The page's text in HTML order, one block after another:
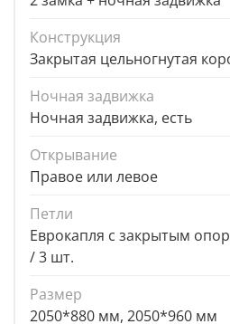
Конструкция
Закрытая цельногнутая
Ночная задвижка
Ночная задвижка, есть
Открывание
Правое или левое
Петли
Еврокапля с закрытым
/ 3 шт.
Размер
2050*880 мм, 2050*960 мм